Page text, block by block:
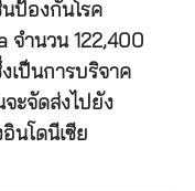
ป้องกันโรค
จำนวน 122,400
เป็นการบริจาค
จะจัดส่งไปยัง
นโดนีเซีย